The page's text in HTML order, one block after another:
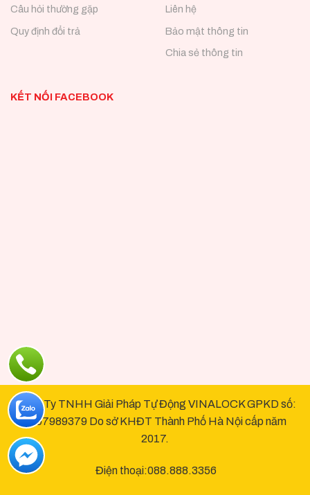
Câu hỏi thường gặp
Quy định đổi trả
Liên hệ
Bảo mật thông tin
Chia sẻ thông tin
KẾT NỐI FACEBOOK
Công Ty TNHH Giải Pháp Tự Động VINALOCK GPKD số:
0107989379 Do sở KHĐT Thành Phố Hà Nội cấp năm
2017.
Điện thoại:088.888.3356